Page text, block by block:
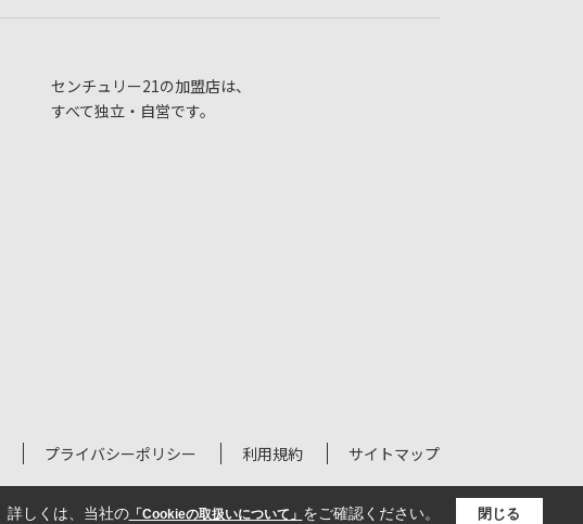
センチュリー21の加盟店は、
すべて独立・自営です。
プライバシーポリシー 利用規約 サイトマップ
詳しくは、当社の「Cookieの取扱いについて」 をご確認ください。 閉じる